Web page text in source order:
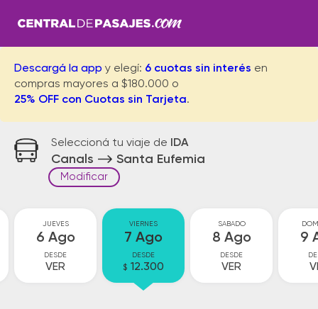
Descargá la app y elegí: 6 cuotas sin interés en
compras mayores a $180.000 o
25% OFF con Cuotas sin Tarjeta.
Seleccioná tu viaje de IDA
Canals Santa Eufemia
Modificar
JUEVES
6 Ago
DESDE
VER
VIERNES
7 Ago
DESDE
$ 12.300
SABADO
8 Ago
DESDE
VER
9